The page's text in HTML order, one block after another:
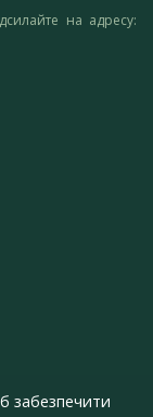
на адресу:
забезпечити